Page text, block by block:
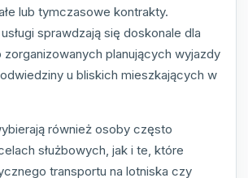
lub tymczasowe kontrakty.
sprawdzają się doskonale dla
zorganizowanych planujących wyjazdy
u bliskich mieszkających w
również osoby często
służbowych, jak i te, które
transportu na lotniska czy